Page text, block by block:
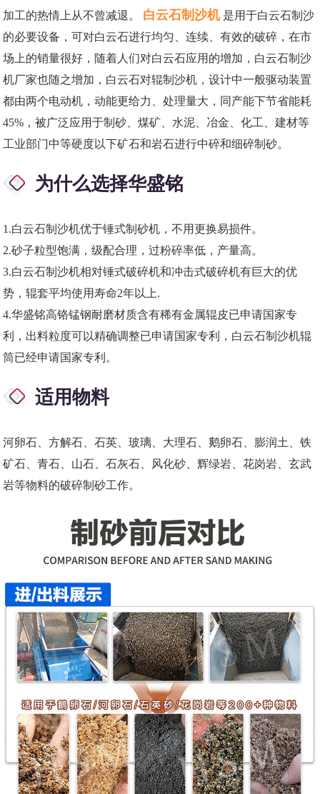
加工的热情上从不曾减退。
白云石制沙机 是用于白云石制沙
的必要设备，可对白云石进行均匀、连续、有效的破碎，在市
场上的销量很好，随着人们对白云石应用的增加，白云石制沙
机厂家也随之增加，白云石对辊制沙机，设计中一般驱动装置
都由两个电动机，动能更给力、处理量大，同产能下节省能耗
45%，被广泛应用于制砂、煤矿、水泥、冶金、化工、建材等
工业部门中等硬度以下矿石和岩石进行中碎和细碎制砂。
为什么选择华盛铭
1.白云石制沙机优于锤式制砂机，不用更换易损件。
2.砂子粒型饱满，级配合理，过粉碎率低，产量高。
3.白云石制沙机相对锤式破碎机和冲击式破碎机有巨大的优
势，辊套平均使用寿命2年以上.
4.华盛铭高铬锰钢耐磨材质含有稀有金属辊皮已申请国家专
利，出料粒度可以精确调整已申请国家专利，白云石制沙机辊
筒已经申请国家专利。
适用物料
河卵石、方解石、石英、玻璃、大理石、鹅卵石、膨润土、铁
矿石、青石、山石、石灰石、风化砂、辉绿岩、花岗岩、玄武
岩等物料的破碎制砂工作。